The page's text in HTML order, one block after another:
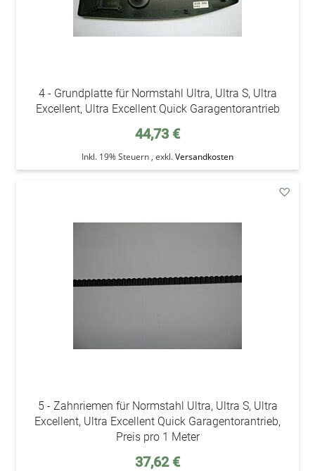
4 - Grundplatte für Normstahl Ultra, Ultra S, Ultra
Excellent, Ultra Excellent Quick Garagentorantrieb
44,73 €
Inkl. 19% Steuern , exkl.Versandkosten
5 - Zahnriemen für Normstahl Ultra, Ultra S, Ultra
Excellent, Ultra Excellent Quick Garagentorantrieb,
Preis pro 1 Meter
37,62 €